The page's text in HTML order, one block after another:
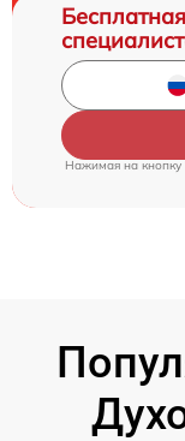
Нажимая на кнопку